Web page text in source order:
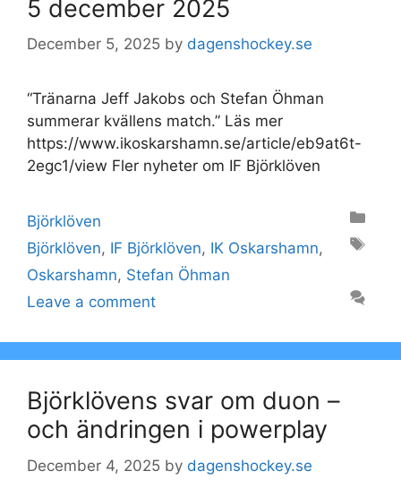
5 december 2025
December 5, 2025 by dagenshockey.se
“Tränarna Jeff Jakobs och Stefan Öhman
summerar kvällens match.” Läs mer
https://www.ikoskarshamn.se/article/eb9at6t-
2egc1/view Fler nyheter om IF Björklöven
Categories
Björklöven
Tags
Björklöven, IF Björklöven, IK Oskarshamn,
Oskarshamn, Stefan Öhman
Leave a comment
Björklövens svar om duon –
och ändringen i powerplay
December 4, 2025 by dagenshockey.se